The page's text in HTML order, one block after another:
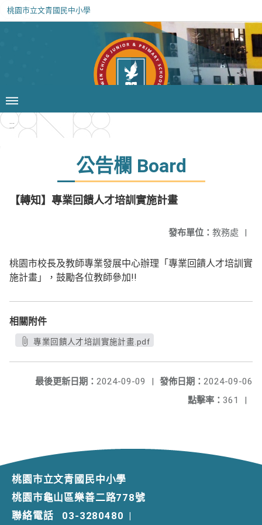
桃園市立文青國民中小學
:::
公告欄 Board
【轉知】專業回饋人才培訓實施計畫
發布單位： 教務處 |
桃園市校長及教師專業發展中心辦理「專業回饋人才培訓實
施計畫」，鼓勵各位教師參加!!
相關附件
專業回饋人才培訓實施計畫.pdf
發佈日期： 2024-09-06
最後更新日期： 2024-09-09
|
點擊率： 361 |
桃園市立文青國民中小學
桃園市龜山區樂善二路778號
聯絡電話
03-3280480 |